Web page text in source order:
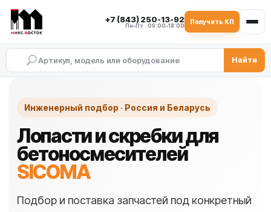
+7 (843) 250-13-92
Пн–Пт · 09:00–18:00
Получить КП
Найти
Инженерный подбор · Россия и Беларусь
Лопасти и скребки для
бетоносмесителей
SICOMA
Подбор и поставка запчастей под конкретный